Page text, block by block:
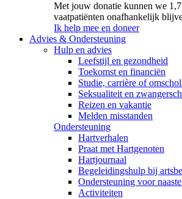
Met jouw donatie kunnen we
vaatpatiënten onafhankelijk
Ik help mee en doneer
Advies & Ondersteuning
Hulp en advies
Leefstijl en gezondheid
Toekomst en financiën
Studie, carrière of
Seksualiteit en
Reizen en vakantie
Melden misstanden
Ondersteuning
Hartverhalen
Praat met Hartgenoten
Hartjournaal
Begeleidingshulp bij
Ondersteuning voor
Activiteiten